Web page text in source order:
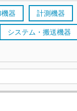
器 計測機器
システム・搬送機器